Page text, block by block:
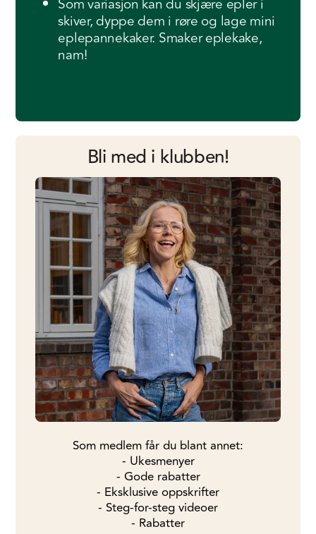
Som variasjon kan du skjære epler i
skiver, dyppe dem i røre og lage mini
eplepannekaker. Smaker eplekake,
nam!
Bli med i klubben!
Som medlem får du blant annet:
- Ukesmenyer
- Gode rabatter
- Eksklusive oppskrifter
- Steg-for-steg videoer
- Rabatter